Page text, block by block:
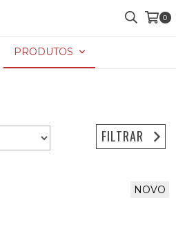
0
PRODUTOS
FILTRAR
NOVO